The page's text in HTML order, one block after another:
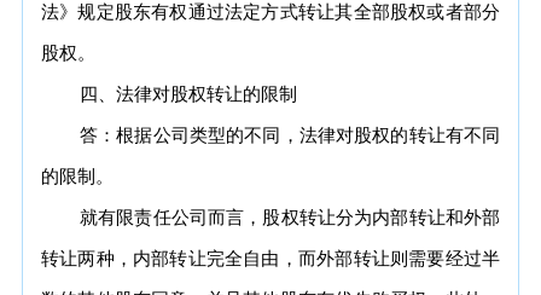
法》规定股东有权通过法定方式转让其全部股权或者部分
股权。
四、法律对股权转让的限制
答：根据公司类型的不同，法律对股权的转让有不同
的限制。
就有限责任公司而言，股权转让分为内部转让和外部
转让两种，内部转让完全自由，而外部转让则需要经过半